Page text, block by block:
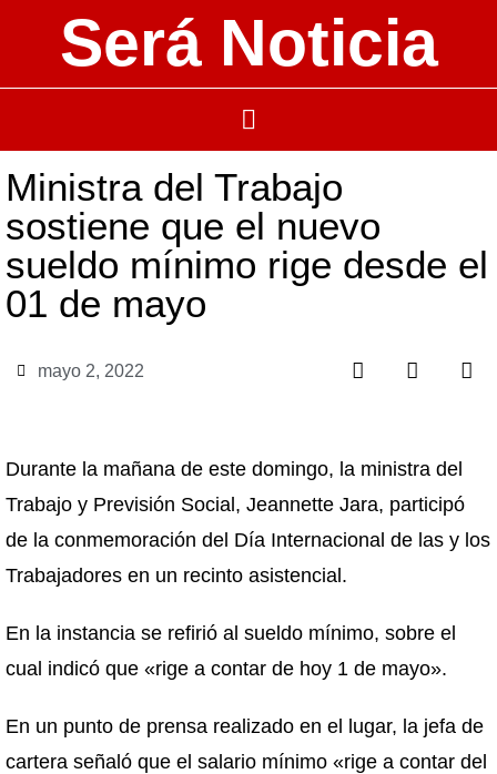
Será Noticia
Ministra del Trabajo
sostiene que el nuevo
sueldo mínimo rige desde el
01 de mayo
mayo 2, 2022
Durante la mañana de este domingo, la ministra del
Trabajo y Previsión Social, Jeannette Jara, participó
de la conmemoración del Día Internacional de las y los
Trabajadores en un recinto asistencial.
En la instancia se refirió al sueldo mínimo, sobre el
cual indicó que «rige a contar de hoy 1 de mayo».
En un punto de prensa realizado en el lugar, la jefa de
cartera señaló que el salario mínimo «rige a contar del